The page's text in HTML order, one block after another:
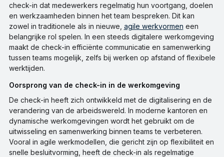
check-in dat medewerkers regelmatig hun voortgang, doelen
en werkzaamheden binnen het team bespreken. Dit kan
zowel in traditionele als in nieuwe, agile werkvormen een
belangrijke rol spelen. In een steeds digitalere werkomgeving
maakt de check-in efficiënte communicatie en samenwerking
tussen teams mogelijk, zelfs bij werken op afstand of flexibele
werktijden.
Oorsprong van de check-in in de werkomgeving
De check-in heeft zich ontwikkeld met de digitalisering en de
verandering van de arbeidswereld. In moderne kantoren en
dynamische werkomgevingen wordt het gebruikt om de
uitwisseling en samenwerking binnen teams te verbeteren.
Vooral in agile werkmodellen, die gericht zijn op flexibiliteit en
snelle besluitvorming, heeft de check-in als regelmatige